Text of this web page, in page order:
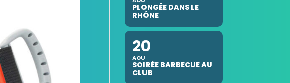
PLONGÉE DANS LE
RHÔNE
20
AOU
SOIRÉE BARBECUE AU
CLUB